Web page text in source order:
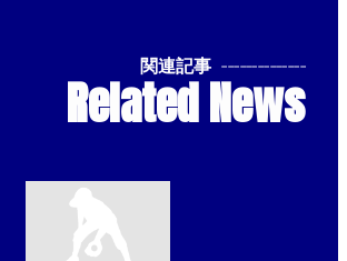
関連記事 --------------
Related News